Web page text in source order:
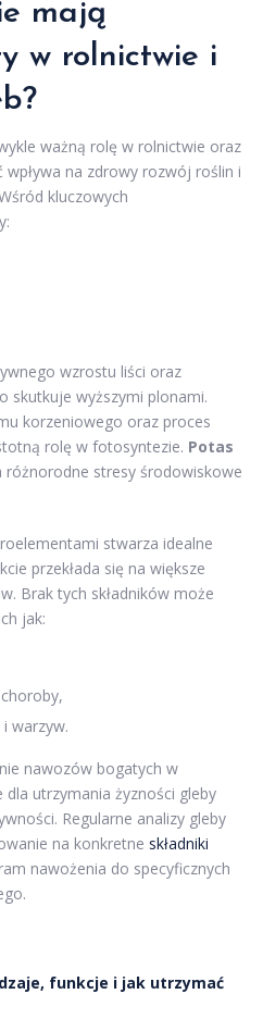
mają
w rolnictwie i
ważną rolę w rolnictwie oraz
na zdrowy rozwój roślin i
kluczowych
wzrostu liści oraz
skutkuje wyższymi plonami.
korzeniowego oraz proces
rolę w fotosyntezie. Potas
stresy środowiskowe
stwarza idealne
przekłada się na większe
Brak tych składników może
jak:
warzyw.
nawozów bogatych w
utrzymania żyzności gleby
Regularne analizy gleby
na konkretne składniki
nawożenia do specyficznych
funkcje i jak utrzymać